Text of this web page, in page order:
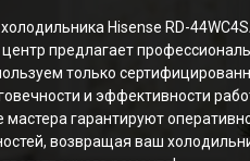
Hisense RD-
предлагает
только
и эффективности
гарантируют
возвращая ваш